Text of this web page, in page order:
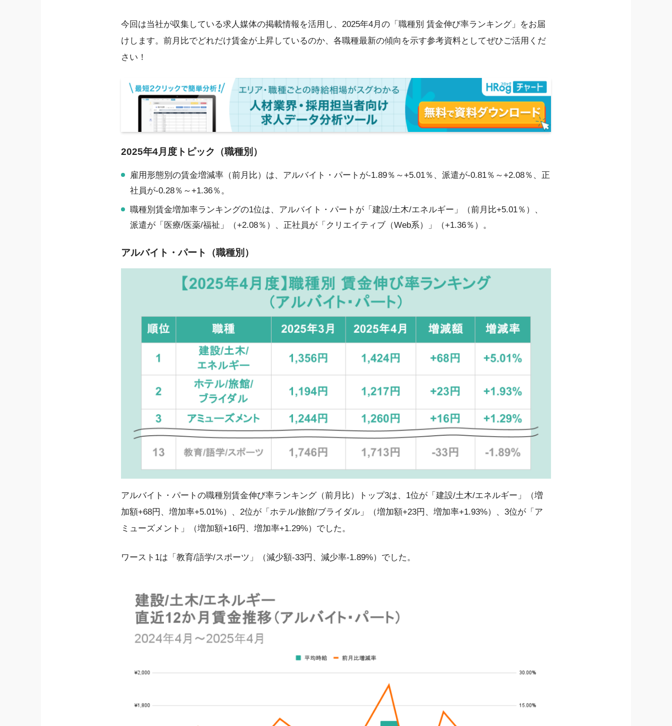
今回は当社が収集している求人媒体の掲載情報を活用し、2025年4月の「職種別 賃金伸び率ランキング」をお届
けします。前月比でどれだけ賃金が上昇しているのか、各職種最新の傾向を示す参考資料としてぜひご活用くだ
さい！
2025年4月度トピック（職種別）
雇用形態別の賃金増減率（前月比）は、アルバイト・パートが-1.89％～+5.01％、派遣が-0.81％～+2.08％、正
社員が-0.28％～+1.36％。
職種別賃金増加率ランキングの1位は、アルバイト・パートが「建設/土木/エネルギー」（前月比+5.01％）、
派遣が「医療/医薬/福祉」（+2.08％）、正社員が「クリエイティブ（Web系）」（+1.36％）。
アルバイト・パート（職種別）
アルバイト・パートの職種別賃金伸び率ランキング（前月比）トップ3は、1位が「建設/土木/エネルギー」（増
加額+68円、増加率+5.01%）、2位が「ホテル/旅館/ブライダル」（増加額+23円、増加率+1.93%）、3位が「ア
ミューズメント」（増加額+16円、増加率+1.29%）でした。
ワースト1は「教育/語学/スポーツ」（減少額-33円、減少率-1.89%）でした。